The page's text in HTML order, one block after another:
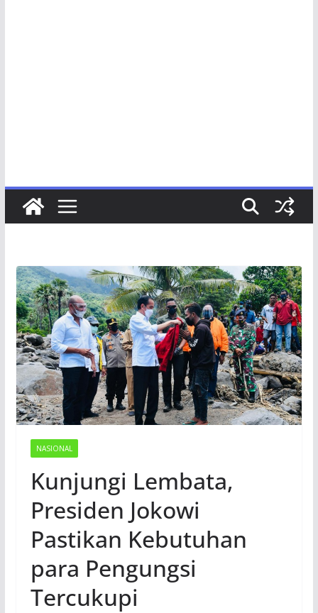
NASIONAL
Kunjungi Lembata,
Presiden Jokowi
Pastikan Kebutuhan
para Pengungsi
Tercukupi